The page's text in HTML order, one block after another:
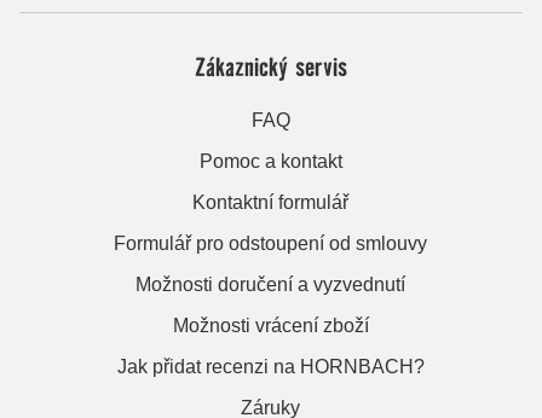
Zákaznický servis
FAQ
Pomoc a kontakt
Kontaktní formulář
Formulář pro odstoupení od smlouvy
Možnosti doručení a vyzvednutí
Možnosti vrácení zboží
Jak přidat recenzi na HORNBACH?
Záruky